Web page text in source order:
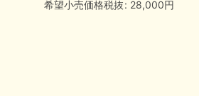
希望小売価格税抜: 28,000円